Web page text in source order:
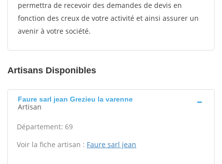
permettra de recevoir des demandes de devis en
fonction des creux de votre activité et ainsi assurer un
avenir à votre société.
Artisans Disponibles
Faure sarl jean Grezieu la varenne
Artisan
Département: 69
Voir la fiche artisan : Faure sarl jean